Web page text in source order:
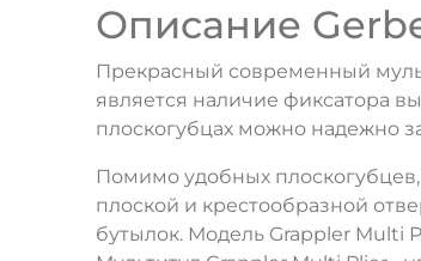
Описание
Прекрасный современный
является наличие фиксатора
плоскогубцах можно надежно
Помимо удобных
плоской и крестообразной
бутылок. Модель Grappler Multi